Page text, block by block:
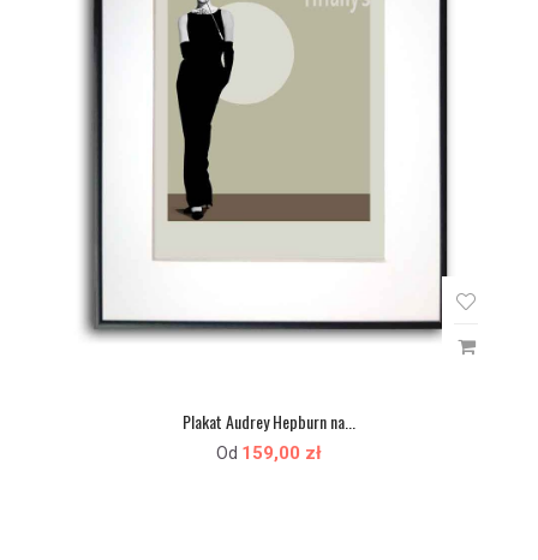
Plakat Audrey Hepburn na...
Od 159,00 zł